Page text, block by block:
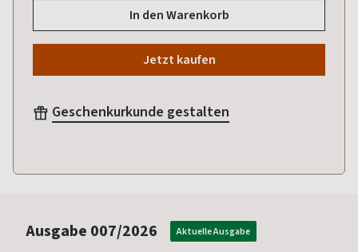
In den Warenkorb
Jetzt kaufen
Geschenkurkunde gestalten
Ausgabe 007/2026 Aktuelle Ausgabe